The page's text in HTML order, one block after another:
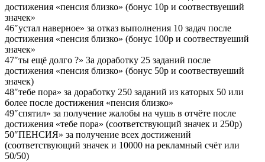
достижения «пенсия близко» (бонус 10р и соотвествуеший
значек»
46″устал наверное» за отказ выполнения 10 задач после
достижения «пенсия близко» (бонус 100р и соотвествуеший
значек»
47″ты ещё долго ?» За доработку 25 заданий после
достижения «пенсия близко» (бонус 50р и соотвествуеший
значек)
48″тебе пора» за доработку 250 заданий из каторых 50 или
более после достижения «пенсия близко»
49″спятил» за получение жалобы на чушь в отчёте после
достижения «тебе пора» (соответствующий значек и 250р)
50″ПЕНСИЯ» за получение всех достижений
(соответствующий значек и 10000 на рекламный счёт или
50/50)